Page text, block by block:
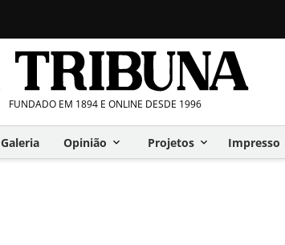
FUNDADO EM 1894 E ONLINE DESDE 1996
Galeria Opinião Projetos Impresso